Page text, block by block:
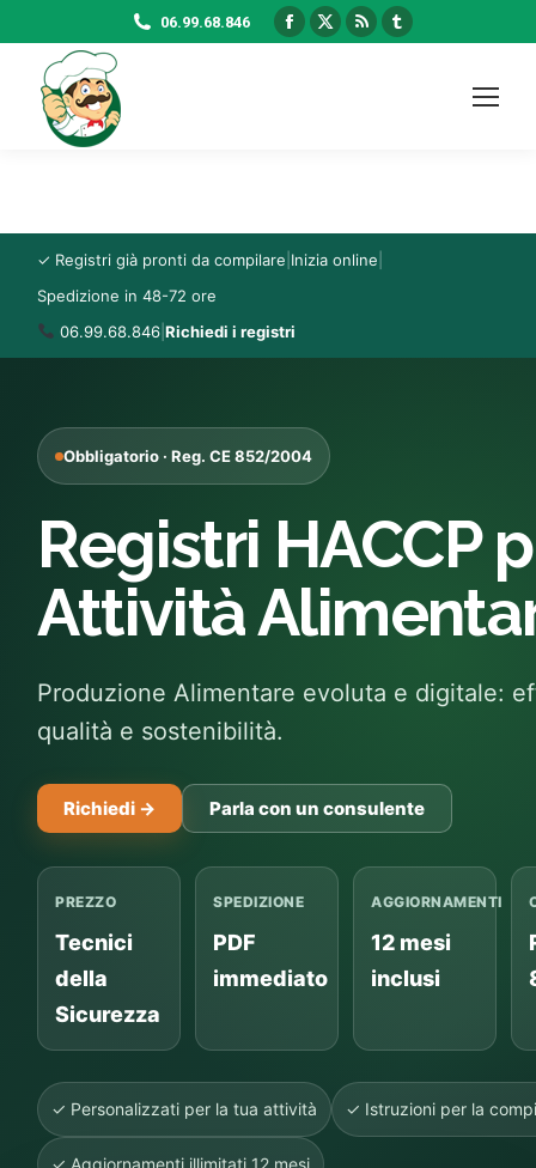
06.99.68.846
Facebook
X
Rss Tumblr
✓ Registri già pronti da compilare Inizia online
Spedizione in 48-72 ore
06.99.68.846 |Richiedi i registri
Obbligatorio · Reg. CE 852/2004
Registri HACCP
Attività
Produzione Alimentare evoluta e digitale:
qualità e sostenibilità.
Richiedi → Parla con un consulente
PREZZO
Tecnici
della
Sicurezza
SPEDIZIONE
PDF
immediato
AGGIORNAMENTI
12 mesi
inclusi
✓ Personalizzati per la tua attività ✓ Istruzioni per la
✓ Aggiornamenti illimitati 12 mesi